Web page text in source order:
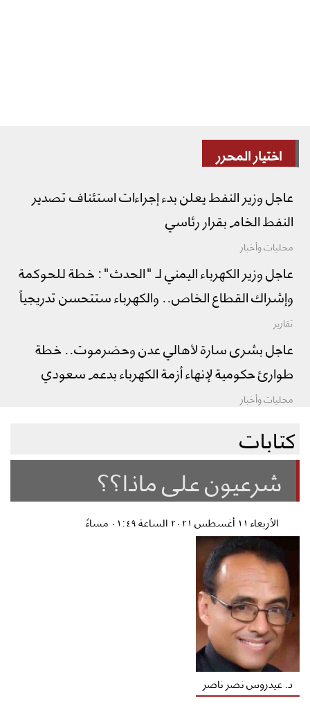
اختيار المحرر
عاجل وزير النفط يعلن بدء إجراءات استئناف تصدير
النفط الخام بقرار رئاسي
محليات وأخبار
عاجل وزير الكهرباء اليمني لـ "الحدث": خطة للحوكمة
وإشراك القطاع الخاص.. والكهرباء ستتحسن تدريجياً
تقارير
عاجل بشرى سارة لأهالي عدن وحضرموت.. خطة
طوارئ حكومية لإنهاء أزمة الكهرباء بدعم سعودي
محليات وأخبار
كتابات
شرعيون على ماذا؟؟
الأربعاء ١١ أغسطس ٢٠٢١ الساعة ٠١:٤٩ مساءً
د. عيدروس نصر ناصر